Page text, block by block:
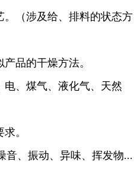
。（涉及给、排料的状态方
品的干燥方法。
电、煤气、液化气、天然
。
音、振动、异味、挥发物...